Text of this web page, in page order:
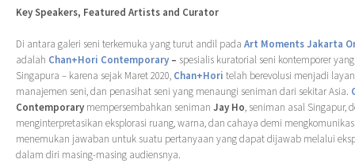
Key Speakers, Featured Artists and Curator
Di antara galeri seni terkemuka yang turut andil pada Art Moments Jakarta
adalah Chan+Hori Contemporary – spesialis kuratorial seni kontemporer
Singapura – karena sejak Maret 2020, Chan+Hori telah berevolusi menjadi
manajemen seni, dan penasihat seni yang menaungi seniman dari sekitar Asia.
Contemporary mempersembahkan seniman Jay Ho, seniman asal Singapur,
menginterpretasikan eksplorasi ruang, warna, dan cahaya demi
menemukan jawaban untuk suatu pertanyaan yang dapat dijawab melalui
dalam diri masing-masing audiensnya.